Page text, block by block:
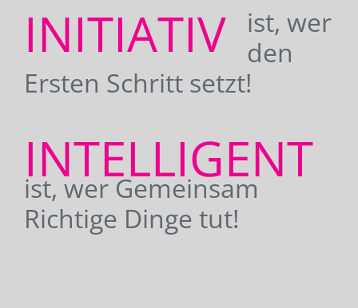
INITIATIV
ist, wer
den
Ersten Schritt setzt!
INTELLIGENT
ist, wer Gemeinsam
Richtige Dinge tut!